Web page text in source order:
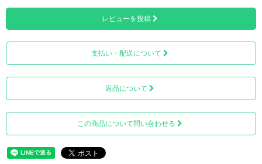
細部までしっかりと描かれております。
レビューを投稿
支払い・配送について
返品について
この商品について問い合わせる